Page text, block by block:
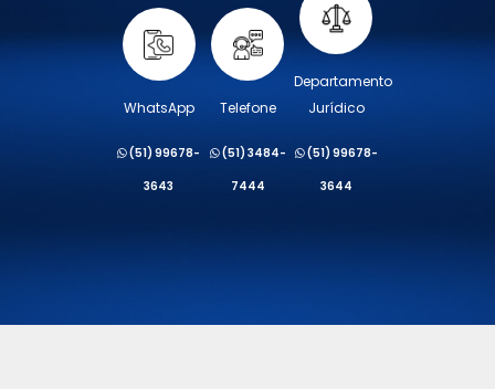
WhatsApp
(51) 99678-
3643
Telefone
(51) 3484-
7444
Departamento
Jurídico
(51) 99678-
3644